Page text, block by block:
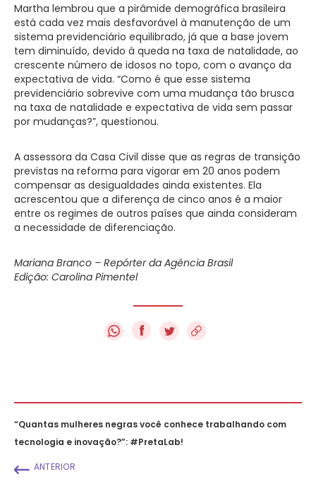
Martha lembrou que a pirâmide demográfica brasileira
está cada vez mais desfavorável à manutenção de um
sistema previdenciário equilibrado, já que a base jovem
tem diminuído, devido à queda na taxa de natalidade, ao
crescente número de idosos no topo, com o avanço da
expectativa de vida. “Como é que esse sistema
previdenciário sobrevive com uma mudança tão brusca
na taxa de natalidade e expectativa de vida sem passar
por mudanças?”, questionou.
A assessora da Casa Civil disse que as regras de transição
previstas na reforma para vigorar em 20 anos podem
compensar as desigualdades ainda existentes. Ela
acrescentou que a diferença de cinco anos é a maior
entre os regimes de outros países que ainda consideram
a necessidade de diferenciação.
Mariana Branco – Repórter da Agência Brasil
Edição: Carolina Pimentel
f
“Quantas mulheres negras você conhece trabalhando com
tecnologia e inovação?”: #PretaLab!
ANTERIOR